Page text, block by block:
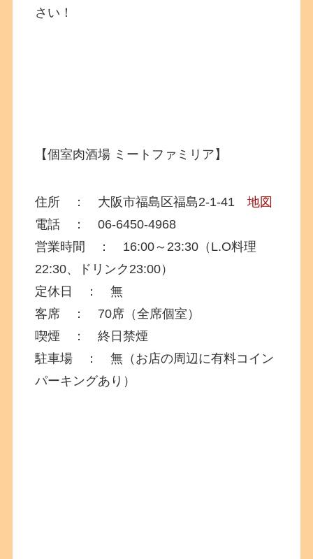
さい！
【個室肉酒場 ミートファミリア】
住所 ： 大阪市福島区福島2-1-41地図
電話 ：06-6450-4968
営業時間 ： 16:00～23:30（L.O料理
22:30、ドリンク23:00）
定休日 ： 無
客席 ： 70席（全席個室）
喫煙 ： 終日禁煙
駐車場 ： 無（お店の周辺に有料コイン
パーキングあり）